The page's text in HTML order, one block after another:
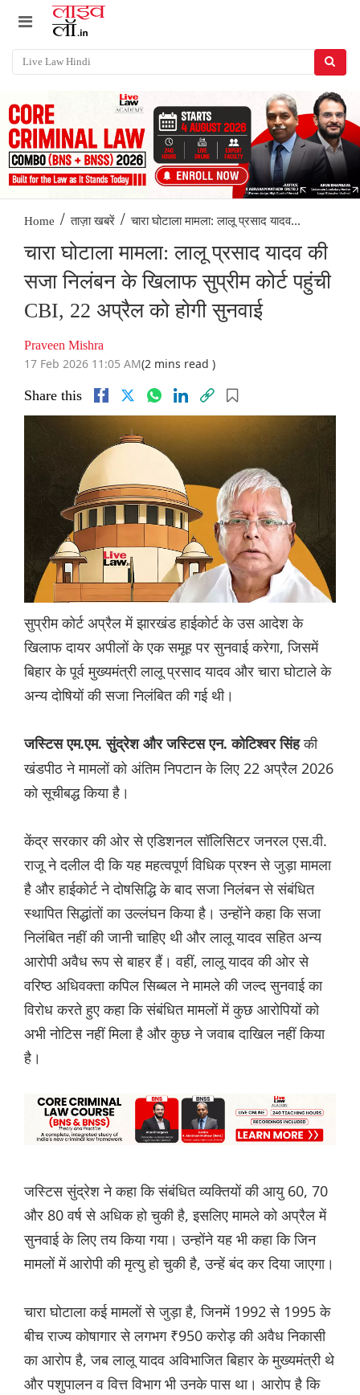
Home / ताज़ा खबरें / चारा घोटाला मामला: लालू प्रसाद यादव...
चारा घोटाला मामला: लालू प्रसाद यादव की
सजा निलंबन के खिलाफ सुप्रीम कोर्ट पहुंची
CBI, 22 अप्रैल को होगी सुनवाई
Praveen Mishra
17 Feb 2026 11:05 AM(2 mins read )
Share this
सुप्रीम कोर्ट अप्रैल में झारखंड हाईकोर्ट के उस आदेश के
खिलाफ दायर अपीलों के एक समूह पर सुनवाई करेगा, जिसमें
बिहार के पूर्व मुख्यमंत्री लालू प्रसाद यादव और चारा घोटाले के
अन्य दोषियों की सजा निलंबित की गई थी।
जस्टिस एम.एम. सुंद्रेश और जस्टिस एन. कोटिश्वर सिंहकी
खंडपीठ ने मामलों को अंतिम निपटान के लिए 22 अप्रैल 2026
को सूचीबद्ध किया है।
केंद्र सरकार की ओर से एडिशनल सॉलिसिटर जनरल एस.वी.
राजू ने दलील दी कि यह महत्वपूर्ण विधिक प्रश्न से जुड़ा मामला
है और हाईकोर्ट ने दोषसिद्धि के बाद सजा निलंबन से संबंधित
स्थापित सिद्धांतों का उल्लंघन किया है। उन्होंने कहा कि सजा
निलंबित नहीं की जानी चाहिए थी और लालू यादव सहित अन्य
आरोपी अवैध रूप से बाहर हैं। वहीं, लालू यादव की ओर से
वरिष्ठ अधिवक्ता कपिल सिब्बल ने मामले की जल्द सुनवाई का
विरोध करते हुए कहा कि संबंधित मामलों में कुछ आरोपियों को
अभी नोटिस नहीं मिला है और कुछ ने जवाब दाखिल नहीं किया
है।
जस्टिस सुंद्रेश ने कहा कि संबंधित व्यक्तियों की आयु 60, 70
और 80 वर्ष से अधिक हो चुकी है, इसलिए मामले को अप्रैल में
सुनवाई के लिए तय किया गया। उन्होंने यह भी कहा कि जिन
मामलों में आरोपी की मृत्यु हो चुकी है, उन्हें बंद कर दिया जाएगा।
चारा घोटाला कई मामलों से जुड़ा है, जिनमें 1992 से 1995 के
बीच राज्य कोषागार से लगभग ₹950 करोड़ की अवैध निकासी
का आरोप है, जब लालू यादव अविभाजित बिहार के मुख्यमंत्री थे
और पशुपालन व वित्त विभाग भी उनके पास था। आरोप है कि